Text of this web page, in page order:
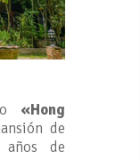
«Hong
de
de